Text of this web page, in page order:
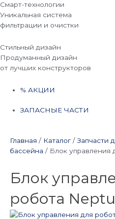
Смарт-технологии
Уникальная система
фильтрации и очистки
Стильный дизайн
Продуманный дизайн
от лучших конструкторов
% АКЦИИ
ЗАПАСНЫЕ ЧАСТИ
Главная / Каталог / Запчасти
бассейна / Блок управления
Блок
робота